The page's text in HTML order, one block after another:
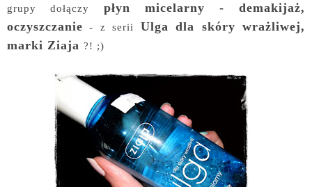
grupy dołączy
płyn micelarny - demakijaż,
oczyszczanie - z serii Ulga dla skóry wrażliwej,
marki Ziaja ?! ;)